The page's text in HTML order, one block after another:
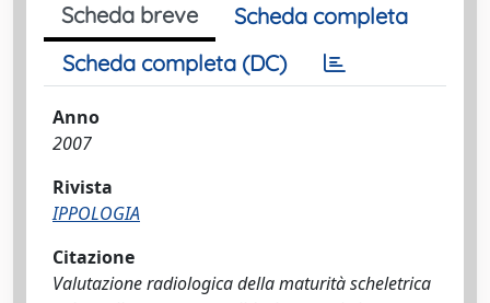
Scheda breve
Scheda completa
Scheda completa (DC)
Anno
2007
Rivista
IPPOLOGIA
Citazione
Valutazione radiologica della maturità scheletrica